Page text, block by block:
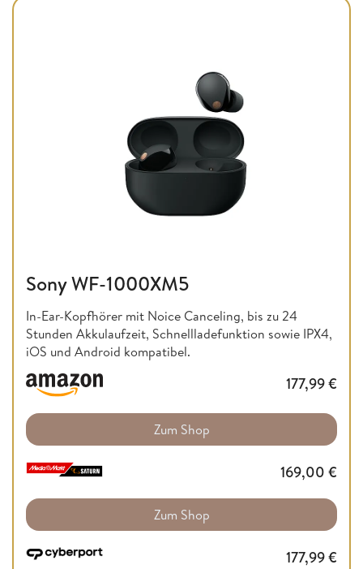
Sony WF-1000XM5
In-Ear-Kopfhörer mit Noice Canceling, bis zu 24
Stunden Akkulaufzeit, Schnellladefunktion sowie IPX4,
iOS und Android kompatibel.
177,99€
Zum Shop
169,00 €
Zum Shop
177,99€